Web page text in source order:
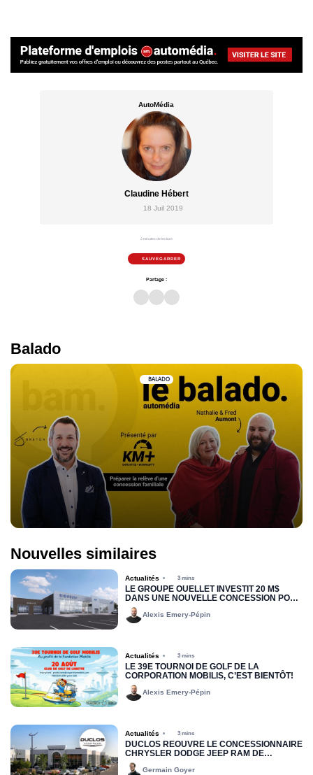
AutoMédia
Claudine Hébert
18 Juil 2019
2 minutes de lecture
SAUVEGARDER
Partage :
Balado
BALADO
Nouvelles similaires
Actualités 3 mins
LE GROUPE OUELLET INVESTIT 20 M$
DANS UNE NOUVELLE CONCESSION POUR
RIMOUSKI FORD
Alexis Emery-Pépin
Actualités 3 mins
LE 39E TOURNOI DE GOLF DE LA
CORPORATION MOBILIS, C’EST BIENTÔT!
Alexis Emery-Pépin
Actualités 3 mins
DUCLOS RÉOUVRE LE CONCESSIONNAIRE
CHRYSLER DODGE JEEP RAM DE
DRUMMONDVILLE
Germain Goyer